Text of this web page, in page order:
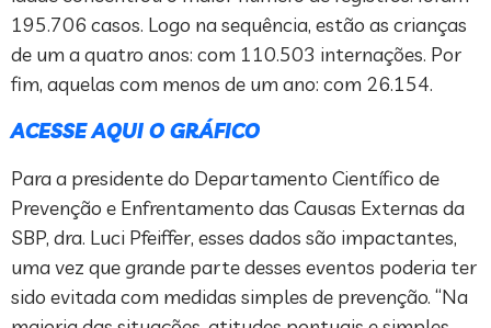
195.706 casos. Logo na sequência, estão as crianças
de um a quatro anos: com 110.503 internações. Por
fim, aquelas com menos de um ano: com 26.154.
ACESSE AQUI O GRÁFICO
Para a presidente do Departamento Científico de
Prevenção e Enfrentamento das Causas Externas da
SBP, dra. Luci Pfeiffer, esses dados são impactantes,
uma vez que grande parte desses eventos poderia ter
sido evitada com medidas simples de prevenção. “Na